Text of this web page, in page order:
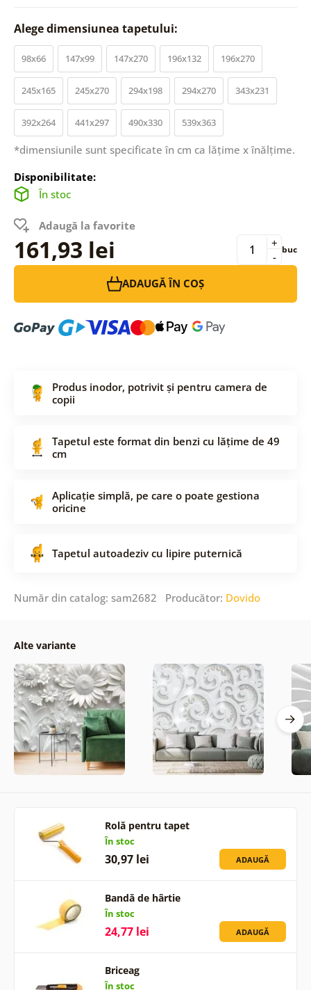
Alege dimensiunea tapetului:
98x66 147x99 147x270 196x132 196x270
245x165 245x270 294x198 294x270 343x231
392x264 441x297 490x330 539x363
*dimensiunile sunt specificate în cm ca lățime x înălțime.
Disponibilitate:
În stoc
Adaugă la favorite
161,93 lei -
+ buc
ADAUGĂ ÎN COȘ
Produs inodor, potrivit și pentru camera de
copii
Tapetul este format din benzi cu lățime de 49
cm
Aplicație simplă, pe care o poate gestiona
oricine
Tapetul autoadeziv cu lipire puternică
Număr din catalog: sam2682 Producător: Dovido
Alte variante
Rolă pentru tapet
În stoc
30,97 lei ADAUGĂ
Bandă de hârtie
În stoc
24,77 lei ADAUGĂ
Briceag
În stoc